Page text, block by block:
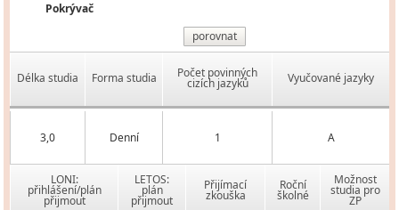
Pokrývač
porovnat
Délka studia Forma studia Počet povinných
cizích jazyků Vyučované jazyky
3,0 Denní 1 A
LONI:
přihlášení/plán
přijmout
LETOS:
plán
přijmout
Přijímací
zkouška
Roční
školné
Možnost
studia pro
ZP